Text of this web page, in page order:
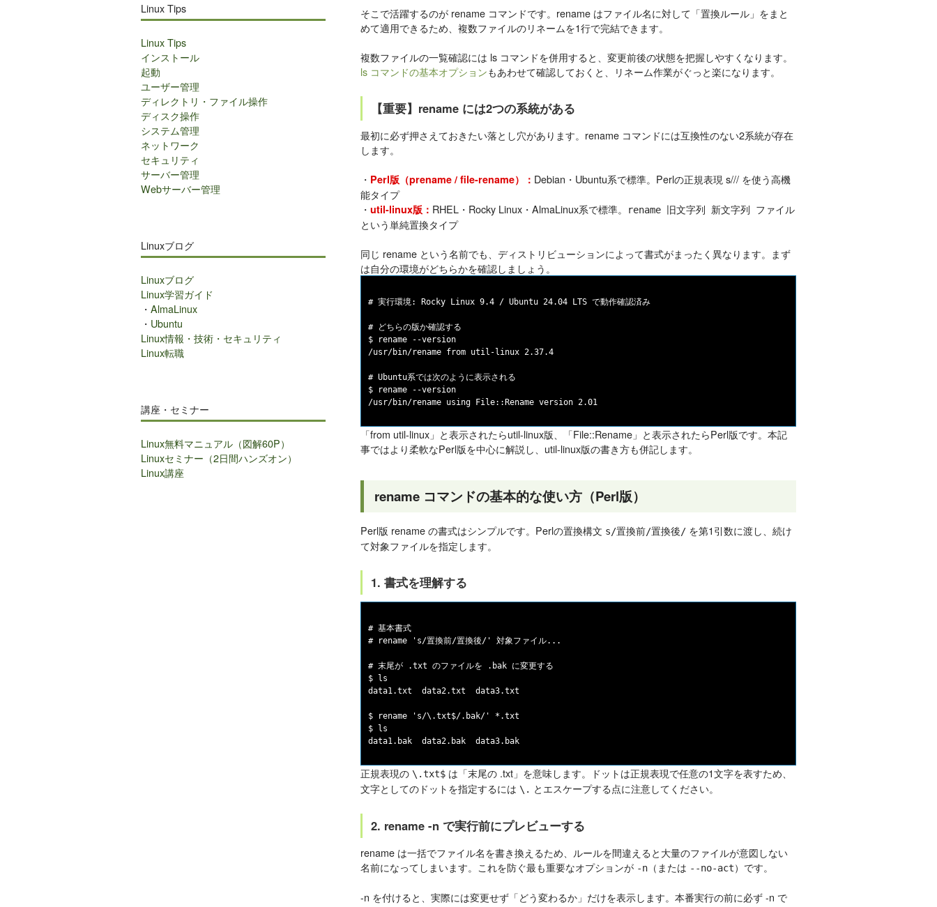
そこで活躍するのが rename コマンドです。rename はファイル名に対して「置換ルール」をまと
めて適用できるため、複数ファイルのリネームを1行で完結できます。
複数ファイルの一覧確認には ls コマンドを併用すると、変更前後の状態を把握しやすくなります。
ls コマンドの基本オプションもあわせて確認しておくと、リネーム作業がぐっと楽になります。
【重要】rename には2つの系統がある
最初に必ず押さえておきたい落とし穴があります。rename コマンドには互換性のない2系統が存在
します。
・ Perl版（prename / file-rename）： Debian・Ubuntu系で標準。Perlの正規表現 s/// を使う高機
能タイプ
・ util-linux版： RHEL・Rocky Linux・AlmaLinux系で標準。 rename 旧文字列 新文字列 ファイル
という単純置換タイプ
同じ rename という名前でも、ディストリビューションによって書式がまったく異なります。まず
は自分の環境がどちらかを確認しましょう。
# 実行環境: Rocky Linux 9.4 / Ubuntu 24.04 LTS で動作確認済み
# どちらの版か確認する
$ rename --version
/usr/bin/rename from util-linux 2.37.4
# Ubuntu系では次のように表示される
$ rename --version
「from util-linux」と表示されたらutil-linux版、「File::Rename」と表示されたらPerl版です。本記
事ではより柔軟なPerl版を中心に解説し、util-linux版の書き方も併記します。
rename コマンドの基本的な使い方（Perl版）
Perl版 rename の書式はシンプルです。Perlの置換構文 s/置換前/置換後/ を第1引数に渡し、続け
て対象ファイルを指定します。
1. 書式を理解する
# 基本書式
# rename 's/置換前/置換後/' 対象ファイル...
# 末尾が .txt のファイルを .bak に変更する
$ ls
data1.txt  data2.txt  data3.txt
$ rename 's/\.txt$/.bak/' *.txt
$ ls
正規表現の \.txt$ は「末尾の .txt」を意味します。ドットは正規表現で任意の1文字を表すため、
文字としてのドットを指定するには \. とエスケープする点に注意してください。
2. rename -n で実行前にプレビューする
rename は一括でファイル名を書き換えるため、ルールを間違えると大量のファイルが意図しない
名前になってしまいます。これを防ぐ最も重要なオプションが -n （または --no-act）です。
-n を付けると、実際には変更せず「どう変わるか」だけを表示します。本番実行の前に必ず -n で
Linux Tips
Linux Tips
インストール
起動
ユーザー管理
ディレクトリ・ファイル操作
ディスク操作
システム管理
ネットワーク
セキュリティ
サーバー管理
Webサーバー管理
Linuxブログ
Linuxブログ
Linux学習ガイド
・ AlmaLinux
・ Ubuntu
Linux情報・技術・セキュリティ
Linux転職
講座・セミナー
Linux無料マニュアル（図解60P）
Linuxセミナー（2日間ハンズオン）
Linux講座